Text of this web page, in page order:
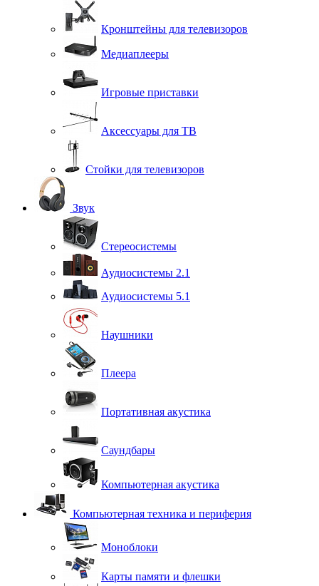
Кронштейны для телевизоров
Медиаплееры
Игровые приставки
Аксессуары для ТВ
Стойки для телевизоров
Звук
Стереосистемы
Аудиосистемы 2.1
Аудиосистемы 5.1
Наушники
Плеера
Портативная акустика
Саундбары
Компьютерная акустика
Компьютерная техника и периферия
Моноблоки
Карты памяти и флешки